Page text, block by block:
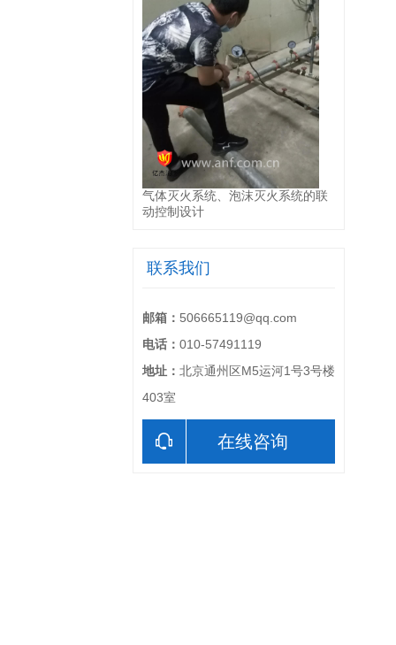
气体灭火系统、泡沫灭火系统的联
动控制设计
联系我们
邮箱： 506665119@qq.com
电话： 010-57491119
地址： 北京通州区M5运河1号3号楼
403室
在线咨询